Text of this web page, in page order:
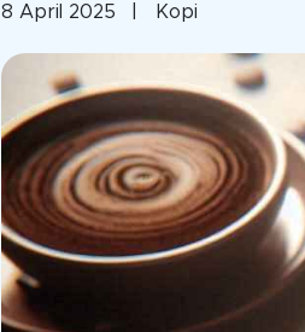
8 April 2025 | Kopi